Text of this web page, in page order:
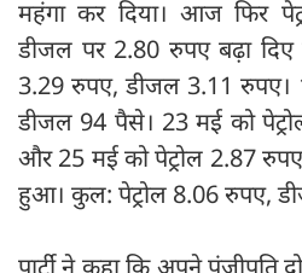
महंगा कर दिया। आज फिर
डीजल पर 2.80 रुपए बढ़ा दिए
3.29 रुपए, डीजल 3.11 रुपए।
डीजल 94 पैसे। 23 मई को
और 25 मई को पेट्रोल 2.87
हुआ। कुल: पेट्रोल 8.06 रुपए,